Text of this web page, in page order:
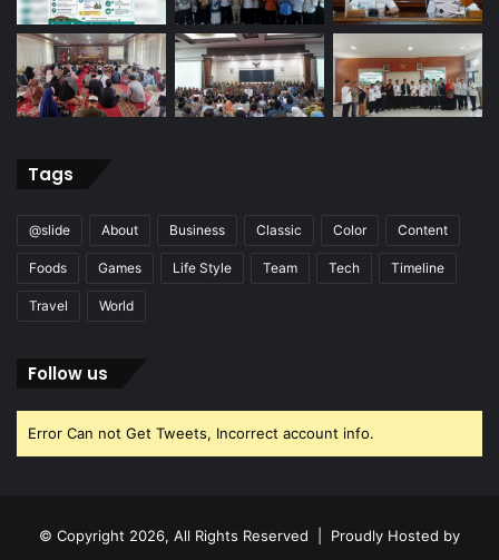
Tags
@slide About Business Classic Color Content
Foods Games Life Style Team Tech Timeline
Travel World
Follow us
Error Can not Get Tweets, Incorrect account info.
© Copyright 2026, All Rights Reserved | Proudly Hosted by